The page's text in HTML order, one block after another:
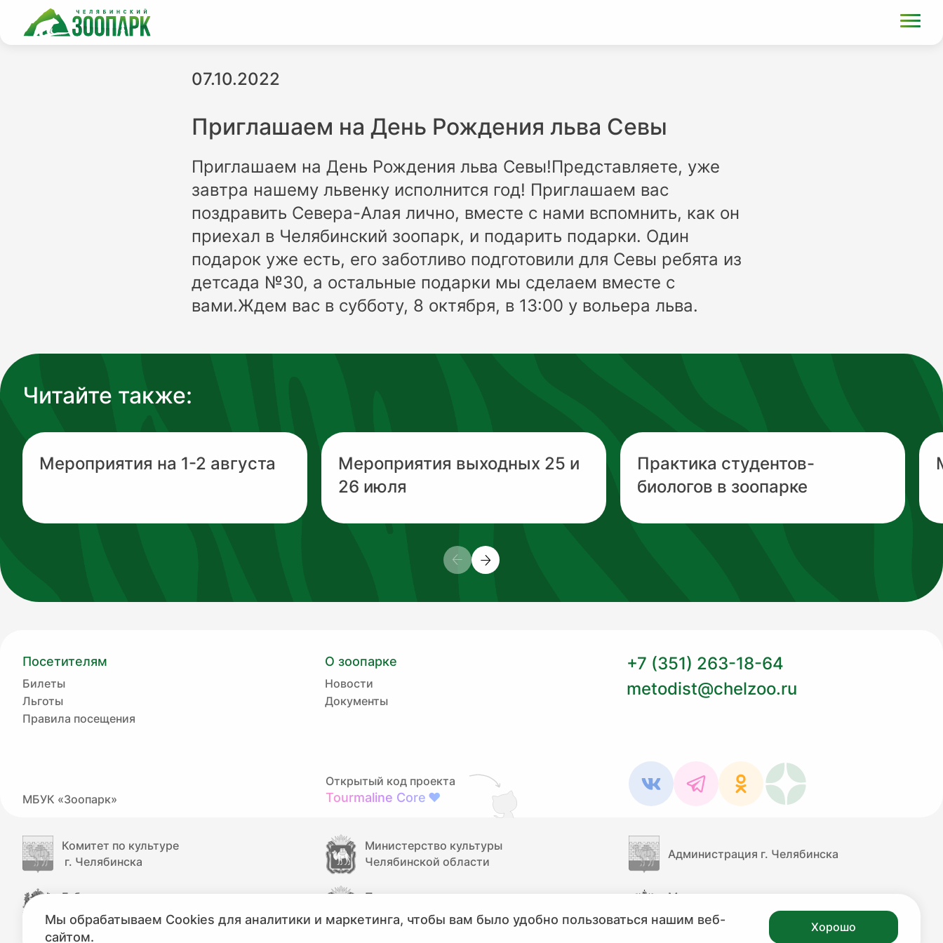
07.10.2022
Приглашаем на День Рождения льва Севы
Приглашаем на День Рождения льва Севы!Представляете, уже
завтра нашему львенку исполнится год! Приглашаем вас
поздравить Севера-Алая лично, вместе с нами вспомнить, как он
приехал в Челябинский зоопарк, и подарить подарки. Один
подарок уже есть, его заботливо подготовили для Севы ребята из
детсада №30, а остальные подарки мы сделаем вместе с
вами.Ждем вас в субботу, 8 октября, в 13:00 у вольера льва.
Читайте также:
Мероприятия на 1-2 августа
Мероприятия выходных 25 и
26 июля
Практика студентов-
биологов в зоопарке
Посетителям
Билеты
Льготы
Правила посещения
О зоопарке
Новости
Документы
+7 (351) 263-18-64
metodist@chelzoo.ru
МБУК «Зоопарк»
Открытый код проекта
Tourmaline Core ❤
Комитет по культуре
г. Челябинска
Министерство культуры
Челябинской области
Администрация г. Челябинска
Губернатор
Челябинской области
Правительство
Челябинской области
Министерство культуры
Российской Федерации
Мы обрабатываем Cookies для аналитики и маркетинга, чтобы вам было удобно пользоваться нашим веб-
сайтом.
Хорошо